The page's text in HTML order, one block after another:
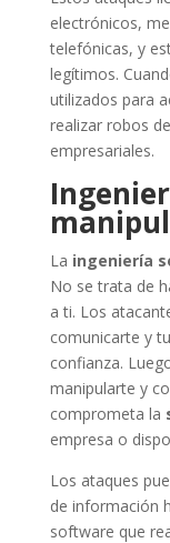
electrónicos,
telefónicas, y
legítimos.
utilizados para
realizar robos
empresariales.
La ingeniería
No se trata de
a ti. Los
comunicarte y
confianza.
manipularte y
comprometa la
empresa o
Los ataques
de información
software que